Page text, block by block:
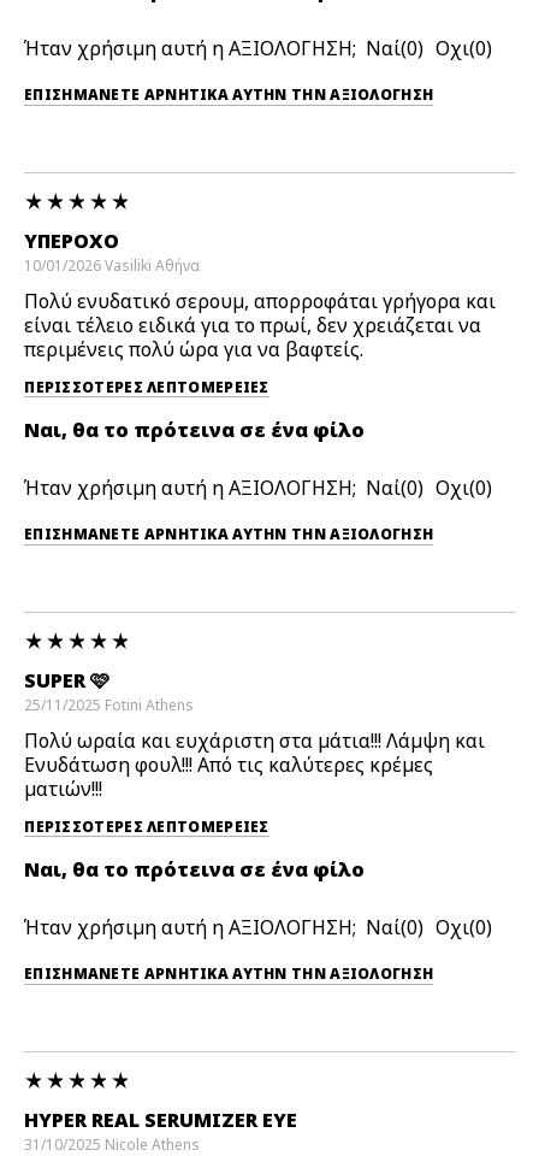
Ήταν χρήσιμη αυτή η ΑΞΙΟΛΟΓΗΣΗ; 0 0
ΕΠΙΣΗΜΆΝΕΤΕ ΑΡΝΗΤΙΚΆ ΑΥΤΉΝ ΤΗΝ ΑΞΙΟΛΟΓΗΣΗ
ΥΠΈΡΟΧΟ
10/01/2026Vasiliki Αθήνα
Πολύ ενυδατικό σερουμ, απορροφάται γρήγορα και
είναι τέλειο ειδικά για το πρωί, δεν χρειάζεται να
περιμένεις πολύ ώρα για να βαφτείς.
ΠΕΡΙΣΣΌΤΕΡΕΣ ΛΕΠΤΟΜΈΡΕΙΕΣ
Ναι, θα το πρότεινα σε ένα φίλο
Ήταν χρήσιμη αυτή η ΑΞΙΟΛΟΓΗΣΗ; 0 0
ΕΠΙΣΗΜΆΝΕΤΕ ΑΡΝΗΤΙΚΆ ΑΥΤΉΝ ΤΗΝ ΑΞΙΟΛΟΓΗΣΗ
SUPER 🩷
25/11/2025 Fotini Athens
Πολύ ωραία και ευχάριστη στα μάτια!!! Λάμψη και
Ενυδάτωση φουλ!!! Από τις καλύτερες κρέμες
ματιών!!!
ΠΕΡΙΣΣΌΤΕΡΕΣ ΛΕΠΤΟΜΈΡΕΙΕΣ
Ναι, θα το πρότεινα σε ένα φίλο
Ήταν χρήσιμη αυτή η ΑΞΙΟΛΟΓΗΣΗ; 0 0
ΕΠΙΣΗΜΆΝΕΤΕ ΑΡΝΗΤΙΚΆ ΑΥΤΉΝ ΤΗΝ ΑΞΙΟΛΟΓΗΣΗ
HYPER REAL SERUMIZER EYE
31/10/2025 Nicole Athens